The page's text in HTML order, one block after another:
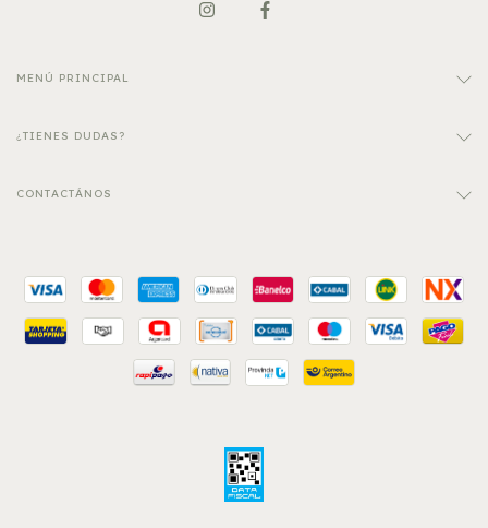
MENÚ PRINCIPAL
¿TIENES DUDAS?
CONTACTÁNOS